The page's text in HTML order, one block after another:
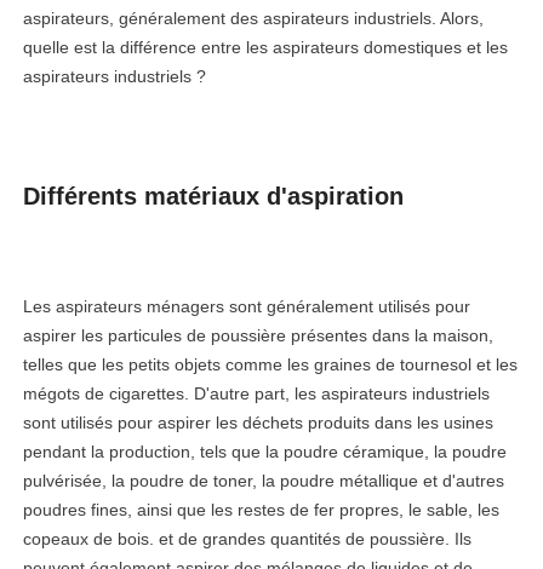
aspirateurs, généralement des aspirateurs industriels. Alors,
quelle est la différence entre les aspirateurs domestiques et les
aspirateurs industriels ?
Différents matériaux d'aspiration
Les aspirateurs ménagers sont généralement utilisés pour
aspirer les particules de poussière présentes dans la maison,
telles que les petits objets comme les graines de tournesol et les
mégots de cigarettes. D'autre part, les aspirateurs industriels
sont utilisés pour aspirer les déchets produits dans les usines
pendant la production, tels que la poudre céramique, la poudre
pulvérisée, la poudre de toner, la poudre métallique et d'autres
poudres fines, ainsi que les restes de fer propres, le sable, les
copeaux de bois. et de grandes quantités de poussière. Ils